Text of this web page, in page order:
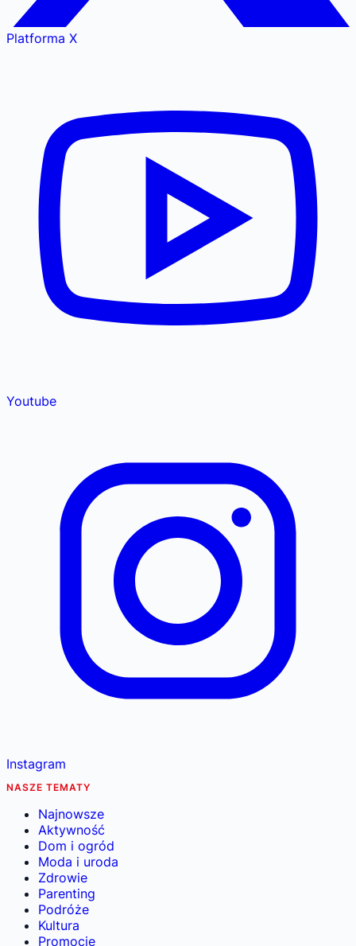
Platforma X
Youtube
Instagram
NASZE TEMATY
Najnowsze
Aktywność
Dom i ogród
Moda i uroda
Zdrowie
Parenting
Podróże
Kultura
Promocje